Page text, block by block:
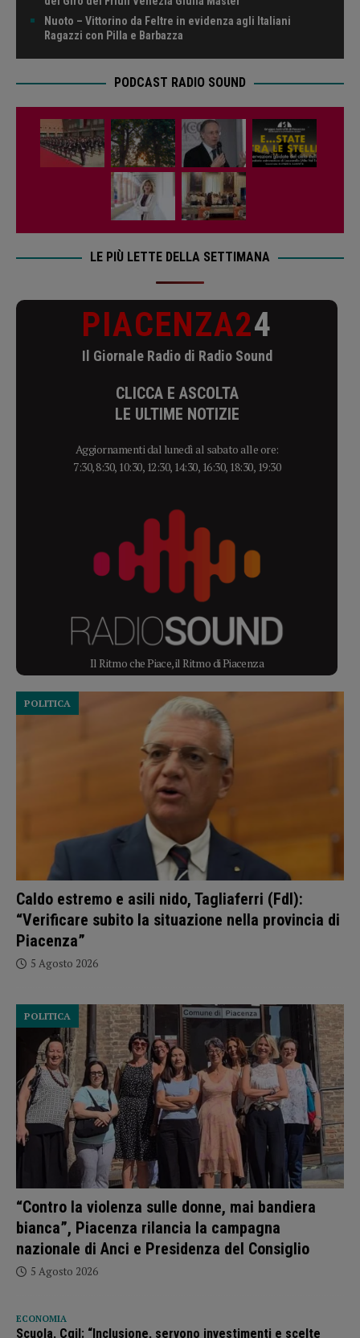
Nuoto – Vittorino da Feltre in evidenza agli Italiani
Ragazzi con Pilla e Barbazza
PODCAST RADIO SOUND
LE PIÙ LETTE DELLA SETTIMANA
PIACENZA24
Il Giornale Radio di Radio Sound
CLICCA E ASCOLTA
LE ULTIME NOTIZIE
Aggiornamenti dal lunedì al sabato alle ore:
7:30, 8:30, 10:30, 12:30, 14:30, 16:30, 18:30, 19:30
Il Ritmo che Piace, il Ritmo di Piacenza
Caldo estremo e asili nido, Tagliaferri (FdI):
“Verificare subito la situazione nella provincia di
Piacenza”
POLITICA
5 Agosto 2026
“Contro la violenza sulle donne, mai bandiera
bianca”, Piacenza rilancia la campagna
nazionale di Anci e Presidenza del Consiglio
POLITICA
5 Agosto 2026
ECONOMIA
Scuola, Cgil: “Inclusione, servono investimenti e scelte